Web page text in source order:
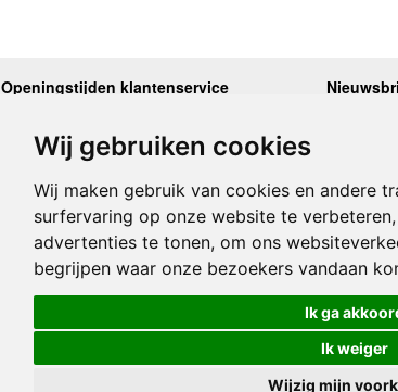
Wij gebruiken cookies
Wij maken gebruik van cookies en andere
surfervaring op onze website te
advertenties te tonen, om ons
begrijpen waar onze bezoekers vandaan
Ik ga
Ik weiger
Wijzig mijn
Openingstijden klantenservice
Woensdag
10.00 - 12.30 en 13.30 - 17.00
Donderdag
Vrijdag
10.00 - 12.30 en 13.30 - 17.00
Zaterdag
gesloten
Zondag
gesloten
Onze laatste